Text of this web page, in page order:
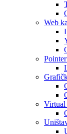
Web
Virtual